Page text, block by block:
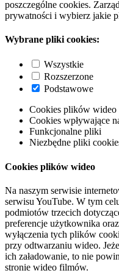
poszczególne cookies.
prywatności i wybierz jakie
Wybrane pliki cookies:
Wszystkie
Rozszerzone
Podstawowe
Cookies plików wideo
Cookies wpływające
Funkcjonalne pliki
Niezbędne pliki
Cookies plików wideo
Na naszym serwisie
serwisu YouTube. W tym
podmiotów trzecich
preferencje użytkownika
wyłączenia tych plików
przy odtwarzaniu wideo.
ich załadowanie, to nie
stronie wideo filmów.